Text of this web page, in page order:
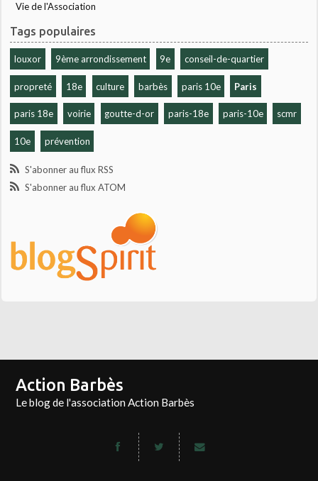
Vie de l'Association
Tags populaires
louxor 9ème arrondissement 9e conseil-de-quartier
propreté 18e culture barbès paris 10e Paris
paris 18e voirie goutte-d-or paris-18e paris-10e scmr
10e prévention
S'abonner au flux RSS
S'abonner au flux ATOM
Action Barbès
Le blog de l'association Action Barbès